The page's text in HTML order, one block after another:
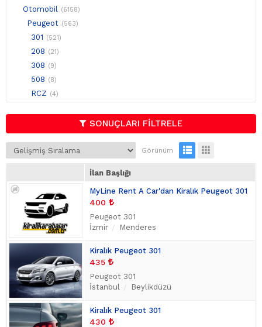
Otomobil (6158)
Peugeot (563)
301 (521)
208 (21)
308 (9)
508 (8)
RCZ (4)
SONUÇLARI FİLTRELE
Görünüm
İlan Başlığı
MyLine Rent A Car'dan Kiralık Peugeot 301
400
Peugeot 301
İzmir
Menderes
Kiralık Peugeot 301
435
Peugeot 301
İstanbul
Beylikdüzü
Kiralık Peugeot 301
430